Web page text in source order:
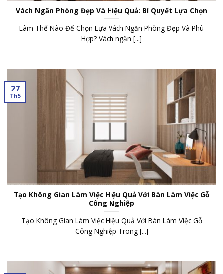
Vách Ngăn Phòng Đẹp Và Hiệu Quả: Bí Quyết Lựa Chọn
Làm Thế Nào Để Chọn Lựa Vách Ngăn Phòng Đẹp Và Phù
Hợp? Vách ngăn [...]
Tạo Không Gian Làm Việc Hiệu Quả Với Bàn Làm Việc Gỗ
Công Nghiệp
Tạo Không Gian Làm Việc Hiệu Quả Với Bàn Làm Việc Gỗ
Công Nghiệp Trong [...]
27
Th5